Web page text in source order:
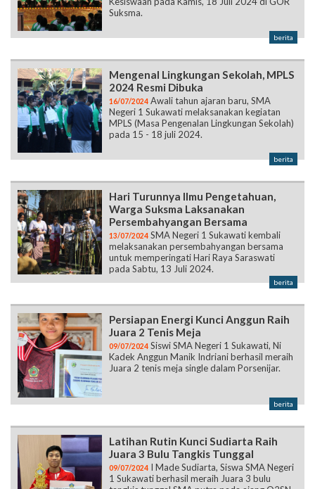
2024 Resmi Dibuka
Negeri 1 Sukawati melaksanakan kegiatan
MPLS (Masa Pengenalan Lingkungan Sekolah)
pada 15 - 18 juli 2024.
berita
Warga Suksma Laksanakan
melaksanakan persembahyangan bersama
untuk memperingati Hari Raya Saraswati
pada Sabtu, 13 Juli 2024.
berita
Persiapan Energi Kunci Anggun Raih
Juara 2 Tenis Meja
Kadek Anggun Manik Indriani berhasil meraih
Juara 2 tenis meja single dalam Porsenijar.
berita
Juara 3 Bulu Tangkis Tunggal
1 Sukawati berhasil meraih Juara 3 bulu
tangkis tunggal SMA putra pada ajang O2SN
Bali 2024 yang diselenggarakan oleh Dinas
Pendidikan Provinsi Bali pada 29 Mei 2024.